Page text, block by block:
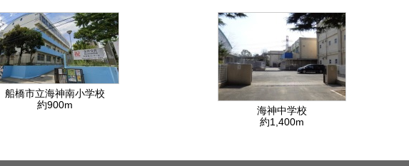
船橋市立海神南小学校
約900m
海神中学校
約1,400m